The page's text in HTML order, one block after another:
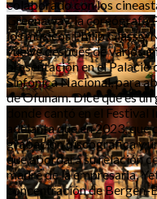
colaborado con los
Greenaway, la
los músicos Philip Glass y
vuelve después de varios
presentación en el
Sinfónica Nacional, para
de Ofunam. Dice que es
donde cantó en el
adelanta que en 2023,
grabación discográfica y
que abordará su relación
madre de la empresaria,
concentración de Bergen-